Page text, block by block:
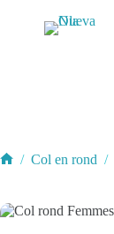
/ Col en rond /